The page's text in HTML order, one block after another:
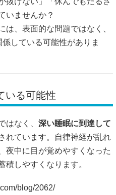
いませんか？
は、表面的な問題ではなく、
している可能性がありま
いる可能性
はなく、 深い睡眠に到達して
れています。自律神経が乱れ
夜中に目が覚めやすくなった
積しやすくなります。
blog/2062/